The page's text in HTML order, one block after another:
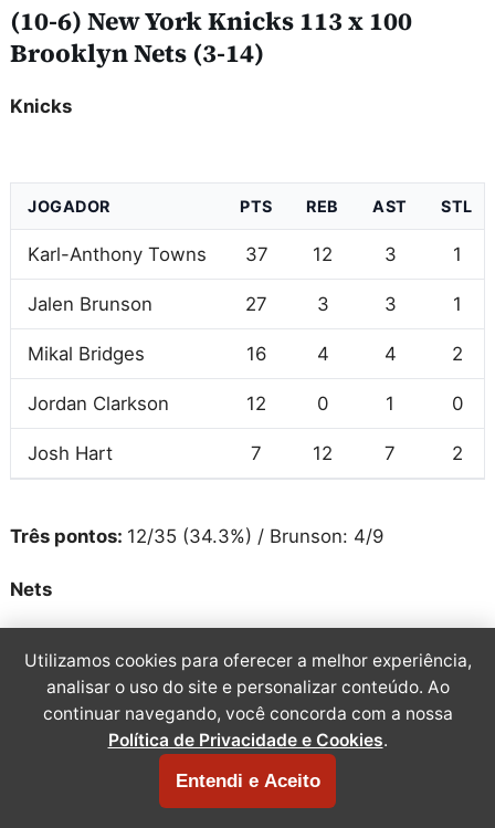
(10-6) New York Knicks 113 x 100
Brooklyn Nets (3-14)
Knicks
JOGADOR PTS REB AST STL
Karl-Anthony Towns 37 12 3 1
Jalen Brunson 27 3 3 1
Mikal Bridges 16 4 4 2
Jordan Clarkson 12 0 1 0
Josh Hart 7 12 7 2
Três pontos: 12/35 (34.3%) / Brunson: 4/9
Nets
JOGADOR PTS REB AST STL
Noah Clowney 31 4 3
Michael Porter Jr. 16 4
Utilizamos cookies para oferecer a melhor experiência,
analisar o uso do site e personalizar conteúdo. Ao
continuar navegando, você concorda com a nossa
Política de Privacidade e Cookies.
Entendi e Aceito